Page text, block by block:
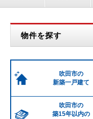
物件を探す
吹田市の
新築一戸建て
吹田市の
築15年以内の